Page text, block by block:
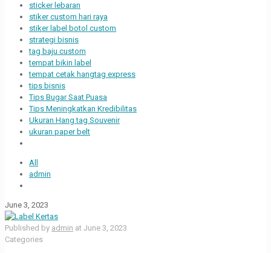
sticker lebaran
stiker custom hari raya
stiker label botol custom
strategi bisnis
tag baju custom
tempat bikin label
tempat cetak hangtag express
tips bisnis
Tips Bugar Saat Puasa
Tips Meningkatkan Kredibilitas
Ukuran Hang tag Souvenir
ukuran paper belt
All
admin
June 3, 2023
Published by admin at June 3, 2023
Categories